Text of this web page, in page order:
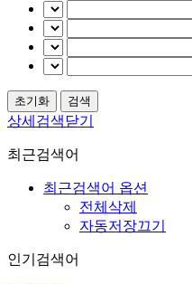
상세검색닫기
최근검색어
최근검색어 옵션
전체삭제
자동저장끄기
인기검색어